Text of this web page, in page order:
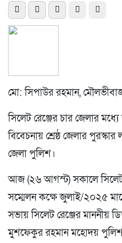
মো: সিপাউর রহমান,
সিলেট রেঞ্জের চার জেলার
বিবেচনায় শ্রেষ্ঠ জেলার
জেলা পুলিশ।
আজ (২৬ আগস্ট) সকালে সিলেট
সম্মেলন কক্ষে জুলাই/২০২৫
সভায় সিলেট রেঞ্জের মাননীয়
মুশফেকুর রহমান মহোদয়